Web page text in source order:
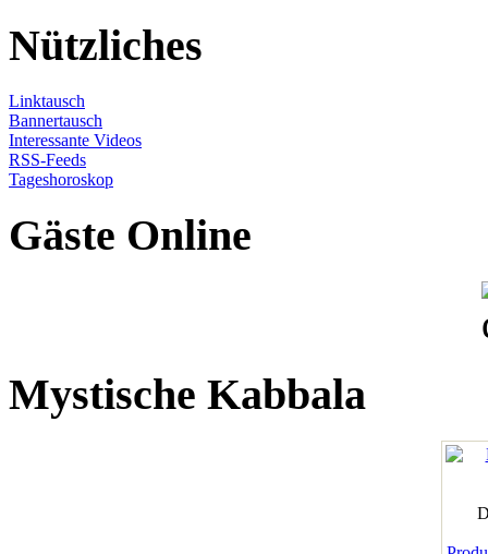
Nützliches
Linktausch
Bannertausch
Interessante Videos
RSS-Feeds
Tageshoroskop
Gäste Online
Mystische Kabbala